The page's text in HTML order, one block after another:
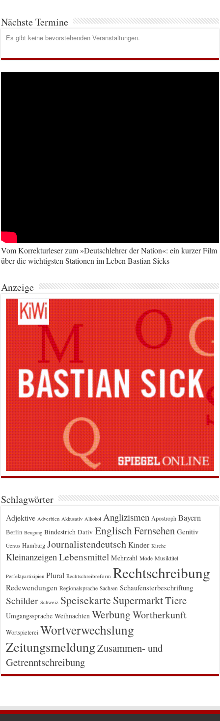
Nächste Termine
Es gibt keine bevorstehenden Veranstaltungen.
Vom Korrekturleser zum »Deutschlehrer der Nation«: ein kurzer Film
über die wichtigsten Stationen im Leben Bastian Sicks
Anzeige
Schlagwörter
Adjektive Adverbien Akkusativ Alkohol Anglizismen Apostroph Bayern
Berlin Beugung Bindestrich Dativ EnglischFernsehen Genitiv
Genus Hamburg Journalistendeutsch Kinder Kirche
Kleinanzeigen Lebensmittel Mehrzahl Mode Musiktitel
Perfektpartizipien Plural Rechtschreibreform Rechtschreibung
Redewendungen Regionalsprache Sachsen Schaufensterbeschriftung
Schilder Schweiz Speisekarte SupermarktTiere
Umgangssprache Weihnachten WerbungWortherkunft
Wortspielerei Wortverwechslung
ZeitungsmeldungZusammen- und
Getrenntschreibung